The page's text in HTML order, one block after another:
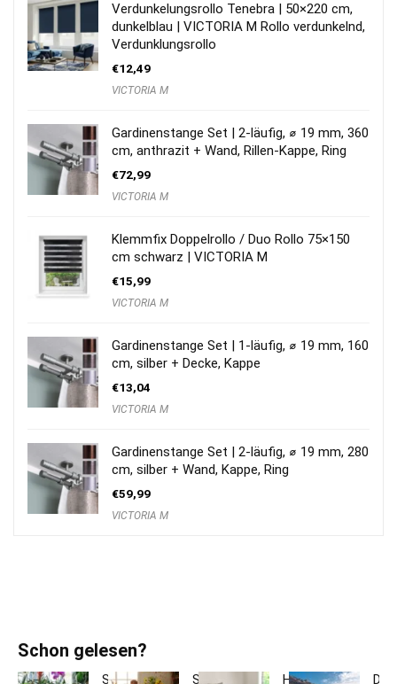
Verdunkelungsrollo Tenebra | 50×220 cm,
dunkelblau | VICTORIA M Rollo verdunkelnd,
Verdunklungsrollo
€12,49
VICTORIA M
Gardinenstange Set | 2-läufig, ⌀ 19 mm, 360
cm, anthrazit + Wand, Rillen-Kappe, Ring
€72,99
VICTORIA M
Klemmfix Doppelrollo / Duo Rollo 75×150
cm schwarz | VICTORIA M
€15,99
VICTORIA M
Gardinenstange Set | 1-läufig, ⌀ 19 mm, 160
cm, silber + Decke, Kappe
€13,04
VICTORIA M
Gardinenstange Set | 2-läufig, ⌀ 19 mm, 280
cm, silber + Wand, Kappe, Ring
€59,99
VICTORIA M
Schon gelesen?
So
So
Hotelbettwäsche